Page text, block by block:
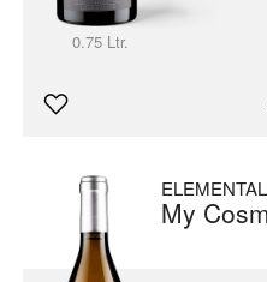
0.75 Ltr.
My